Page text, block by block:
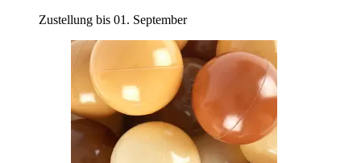
Zustellung bis 01. September